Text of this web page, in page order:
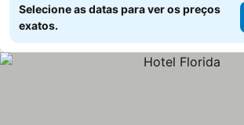
Selecione as datas para ver os preços
exatos.